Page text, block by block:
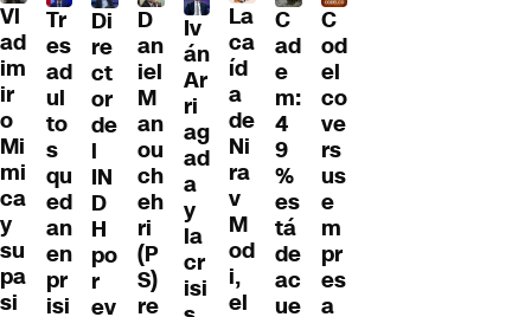
Vl
ad
im
ir
o
Mi
mi
ca
y
su
pa
si
Tr
es
ad
ul
to
s
qu
ed
an
en
pr
isi
Di
re
ct
or
de
l
IN
D
H
po
r
ev
D
an
iel
M
an
ou
ch
eh
ri
(P
S)
re
Iv
án
Ar
ri
ag
ad
a
y
la
cr
isi
La
ca
íd
a
de
Ni
ra
v
M
od
i,
el
C
ad
e
m:
4
9
%
es
tá
de
ac
ue
C
od
el
co
ve
rs
us
e
m
pr
es
a